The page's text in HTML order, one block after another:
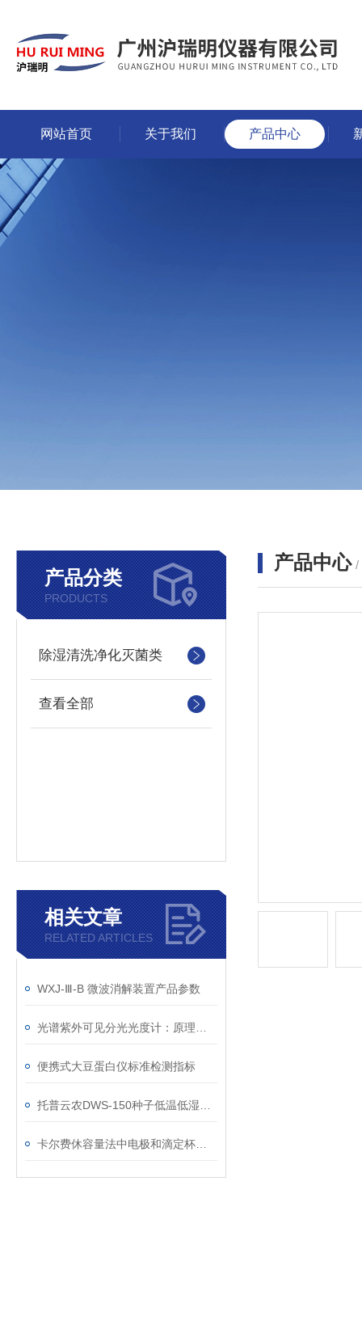
网站首页 关于我们 产品中心
产品分类
PRODUCTS
除湿清洗净化灭菌类
查看全部
相关文章
RELATED ARTICLES
WXJ-Ⅲ-B 微波消解装置产品参数
便携式大豆蛋白仪标准检测指标
产品中心 /